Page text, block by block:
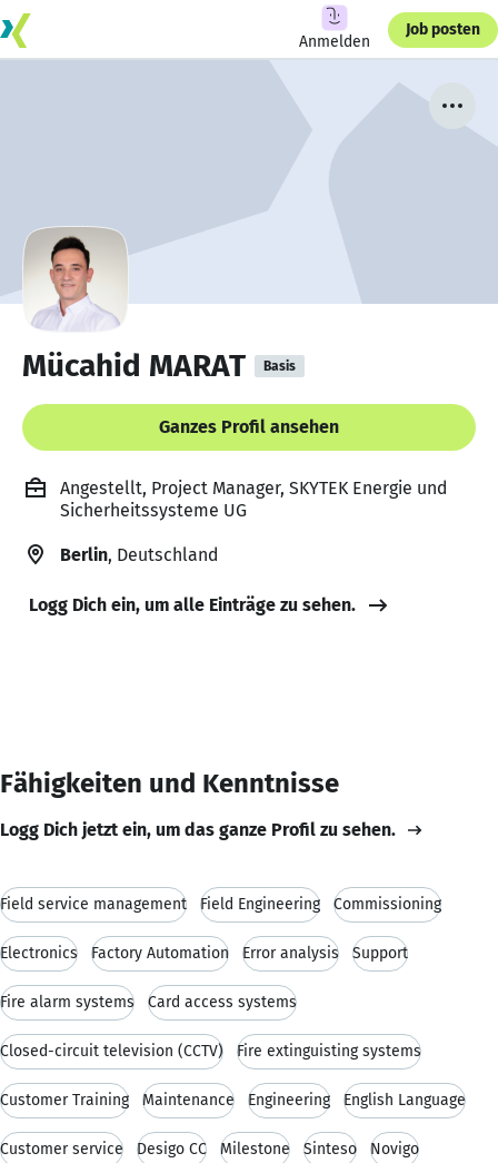
Anmelden
Job posten
Mücahid MARAT Basis
Ganzes Profil ansehen
Angestellt, Project Manager, SKYTEK Energie und
Sicherheitssysteme UG
Berlin, Deutschland
Logg Dich ein, um alle Einträge zu sehen.
Fähigkeiten und Kenntnisse
Logg Dich jetzt ein, um das ganze Profil zu sehen.
Field service management Field Engineering Commissioning
Electronics Factory Automation Error analysis Support
Fire alarm systems Card access systems
Closed-circuit television (CCTV) Fire extinguisting systems
Customer Training Maintenance Engineering English Language
Customer service Desigo CC Milestone Sinteso Novigo